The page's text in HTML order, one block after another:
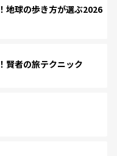
地球の歩き方が選ぶ2026
賢者の旅テクニック